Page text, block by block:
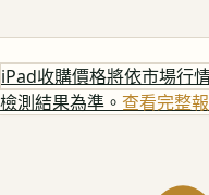
iPad收購價格將依市場行
檢測結果為準。 查看完整